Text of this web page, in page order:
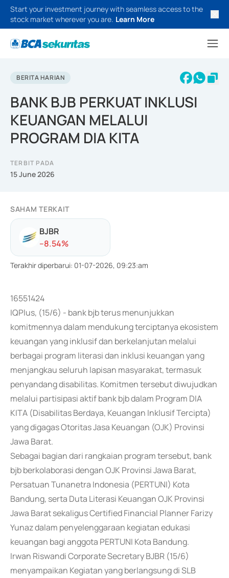
Start your investment journey with seamless access to the
stock market wherever you are. Learn More
BERITA HARIAN
BANK BJB PERKUAT INKLUSI
KEUANGAN MELALUI
PROGRAM DIA KITA
TERBIT PADA
15 June 2026
SAHAM TERKAIT
BJBR
--8.54%
Terakhir diperbarui: 01-07-2026, 09:23:am
16551424
IQPlus, (15/6) - bank bjb terus menunjukkan
komitmennya dalam mendukung terciptanya ekosistem
keuangan yang inklusif dan berkelanjutan melalui
berbagai program literasi dan inklusi keuangan yang
menjangkau seluruh lapisan masyarakat, termasuk
penyandang disabilitas. Komitmen tersebut diwujudkan
melalui partisipasi aktif bank bjb dalam Program DIA
KITA (Disabilitas Berdaya, Keuangan Inklusif Tercipta)
yang digagas Otoritas Jasa Keuangan (OJK) Provinsi
Jawa Barat.
Sebagai bagian dari rangkaian program tersebut, bank
bjb berkolaborasi dengan OJK Provinsi Jawa Barat,
Persatuan Tunanetra Indonesia (PERTUNI) Kota
Bandung, serta Duta Literasi Keuangan OJK Provinsi
Jawa Barat sekaligus Certified Financial Planner Farizy
Yunaz dalam penyelenggaraan kegiatan edukasi
keuangan bagi anggota PERTUNI Kota Bandung.
Irwan Riswandi Corporate Secretary BJBR (15/6)
menyampaikan Kegiatan yang berlangsung di SLB